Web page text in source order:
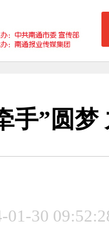
手”圆
01-30